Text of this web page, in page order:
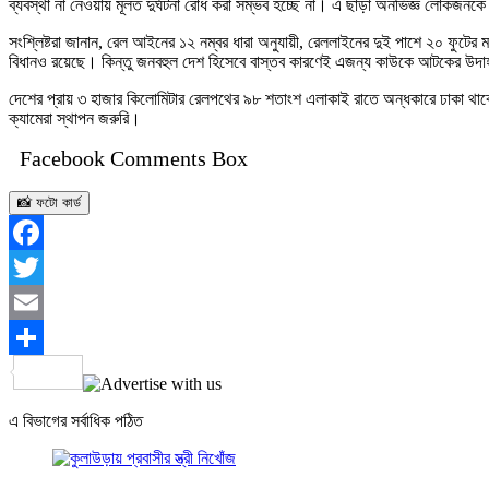
ব্যবস্থা না নেওয়ায় মূলত দুর্ঘটনা রোধ করা সম্ভব হচ্ছে না। এ ছাড়া অনভিজ্ঞ
সংশ্লিষ্টরা জানান, রেল আইনের ১২ নম্বর ধারা অনুযায়ী, রেললাইনের দুই পাশে ২০
বিধানও রয়েছে। কিন্তু জনবহুল দেশ হিসেবে বাস্তব কারণেই এজন্য কাউকে আটকের
দেশের প্রায় ৩ হাজার কিলোমিটার রেলপথের ৯৮ শতাংশ এলাকাই রাতে অন্ধকারে
ক্যামেরা স্থাপন জরুরি।
Facebook Comments Box
📸 ফটো কার্ড
Facebook
Twitter
Email
Share
এ বিভাগের সর্বাধিক পঠিত